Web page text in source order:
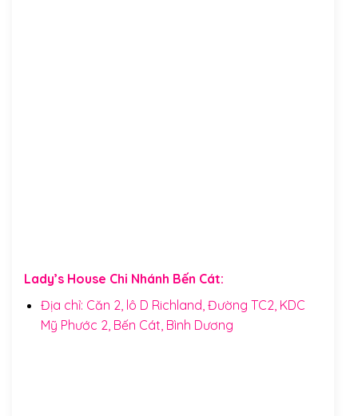
Lady’s House Chi Nhánh Bến Cát:
Địa chỉ: Căn 2, lô D Richland, Đường TC2, KDC
Mỹ Phước 2, Bến Cát, Bình Dương